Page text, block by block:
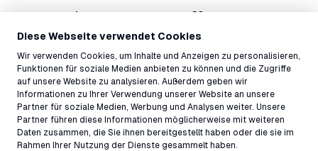
Diese Webseite verwendet Cookies
Wir verwenden Cookies, um Inhalte und Anzeigen zu personalisieren,
Funktionen für soziale Medien anbieten zu können und die Zugriffe
auf unsere Website zu analysieren. Außerdem geben wir
Informationen zu Ihrer Verwendung unserer Website an unsere
Partner für soziale Medien, Werbung und Analysen weiter. Unsere
Partner führen diese Informationen möglicherweise mit weiteren
Daten zusammen, die Sie ihnen bereitgestellt haben oder die sie im
Rahmen Ihrer Nutzung der Dienste gesammelt haben.
La nostra offerta
Venite a trovarci nel nostro ristorante e lasciatevi viziare.
Menu
Carta dei vini
Indirizzo
Laax Murschetg, 7032, Svizzera ↗